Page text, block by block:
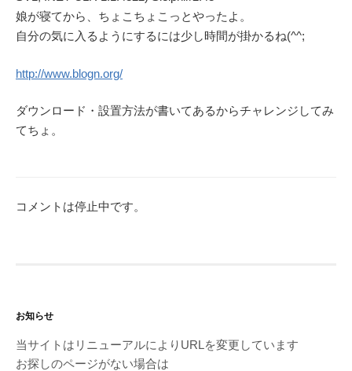
娘が寝てから、ちょこちょこっとやったよ。
自分の気に入るようにするには少し時間が掛かるね(^^;
http://www.blogn.org/
ダウンロード・設置方法が書いてあるからチャレンジしてみ
てちょ。
コメントは停止中です。
お知らせ
当サイトはリニューアルによりURLを変更しています
お探しのページがない場合は